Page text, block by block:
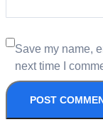
Save my name,
next time I